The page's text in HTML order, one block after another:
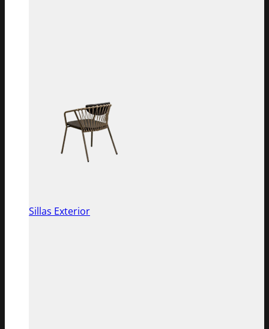
Sillas Exterior